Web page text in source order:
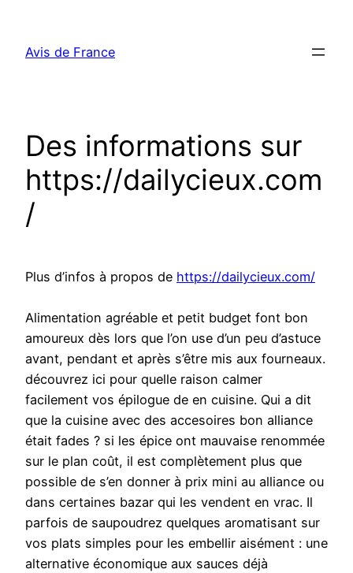
contenu
Avis de France
Des informations sur
https://dailycieux.com
/
Plus d’infos à propos de https://dailycieux.com/
Alimentation agréable et petit budget font bon
amoureux dès lors que l’on use d’un peu d’astuce
avant, pendant et après s’être mis aux fourneaux.
découvrez ici pour quelle raison calmer
facilement vos épilogue de en cuisine. Qui a dit
que la cuisine avec des accesoires bon alliance
était fades ? si les épice ont mauvaise renommée
sur le plan coût, il est complètement plus que
possible de s’en donner à prix mini au alliance ou
dans certaines bazar qui les vendent en vrac. Il
parfois de saupoudrez quelques aromatisant sur
vos plats simples pour les embellir aisément : une
alternative économique aux sauces déjà